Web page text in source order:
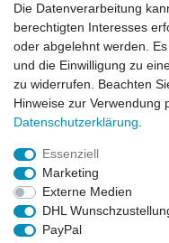
Informationen
Registrieren
Widerrufsrecht
Datenschutzerklärung
AGB
Impressum
Widerrufsbutton
Die Datenverarbeitung
berechtigten Interesses
oder abgelehnt werden.
und die Einwilligung zu
zu widerrufen. Beachten
Hinweise zur Verwendung
Daten­schutz­erklärung
Essenziell
Marketing
Externe Medien
DHL
PayPal